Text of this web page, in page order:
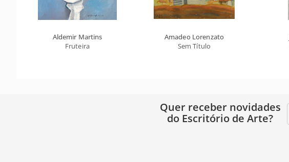
Aldemir Martins
Fruteira
Amadeo Lorenzato
Sem Título
Quer receber novidades
do Escritório de Arte?